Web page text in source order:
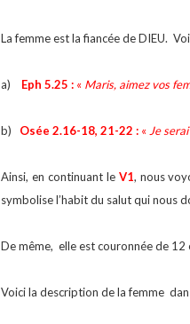
La femme est la fiancée de DIEU.
a) Eph 5.25 : « Maris, aimez vos
b) Osée 2.16-18, 21-22 : « Je
Ainsi, en continuant le V1, nous
symbolise l’habit du salut qui nous
De même, elle est couronnée de 12
Voici la description de la femme